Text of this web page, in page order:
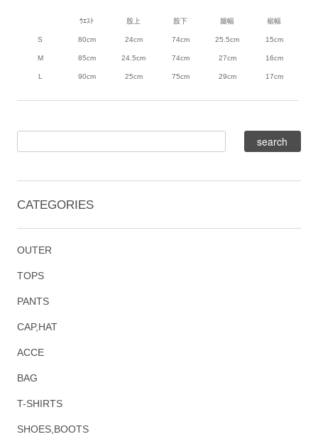
ｳｴｽﾄ 股上 股下 腿幅 裾幅
S 80cm 24cm 74cm 25.5cm 15cm
M 85cm 24.5cm 74cm 27cm 16cm
L 90cm 25cm 75cm 29cm 17cm
CATEGORIES
OUTER
TOPS
PANTS
CAP,HAT
ACCE
BAG
T-SHIRTS
SHOES,BOOTS